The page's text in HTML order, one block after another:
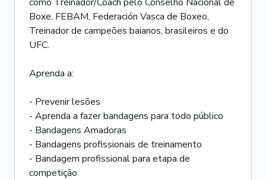
Boxe, FEBAM, Federación Vasca de Boxeo,
Treinador de campeões baianos, brasileiros e do
UFC.
Aprenda a:
- Prevenir lesões
- Aprenda a fazer bandagens para todo público
- Bandagens Amadoras
- Bandagens profissionais de treinamento
- Bandagem profissional para etapa de
competição